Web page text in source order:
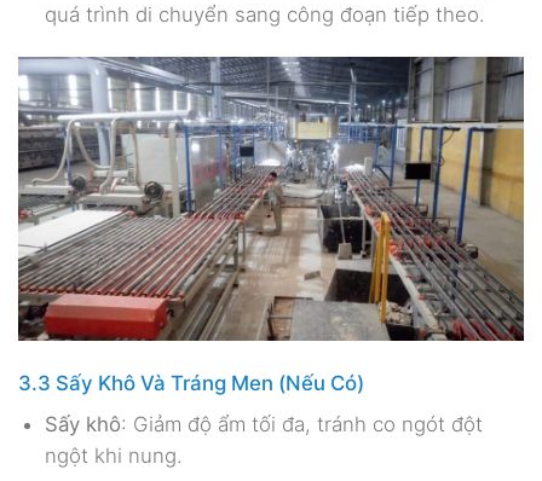
quá trình di chuyển sang công đoạn tiếp theo.
3.3 Sấy Khô Và Tráng Men (Nếu Có)
Sấy khô: Giảm độ ẩm tối đa, tránh co ngót đột
ngột khi nung.